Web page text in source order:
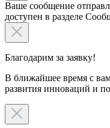
Ваше сообщение
доступен в разделе
Благодарим за заявку!
В ближайшее время с
развития инноваций и